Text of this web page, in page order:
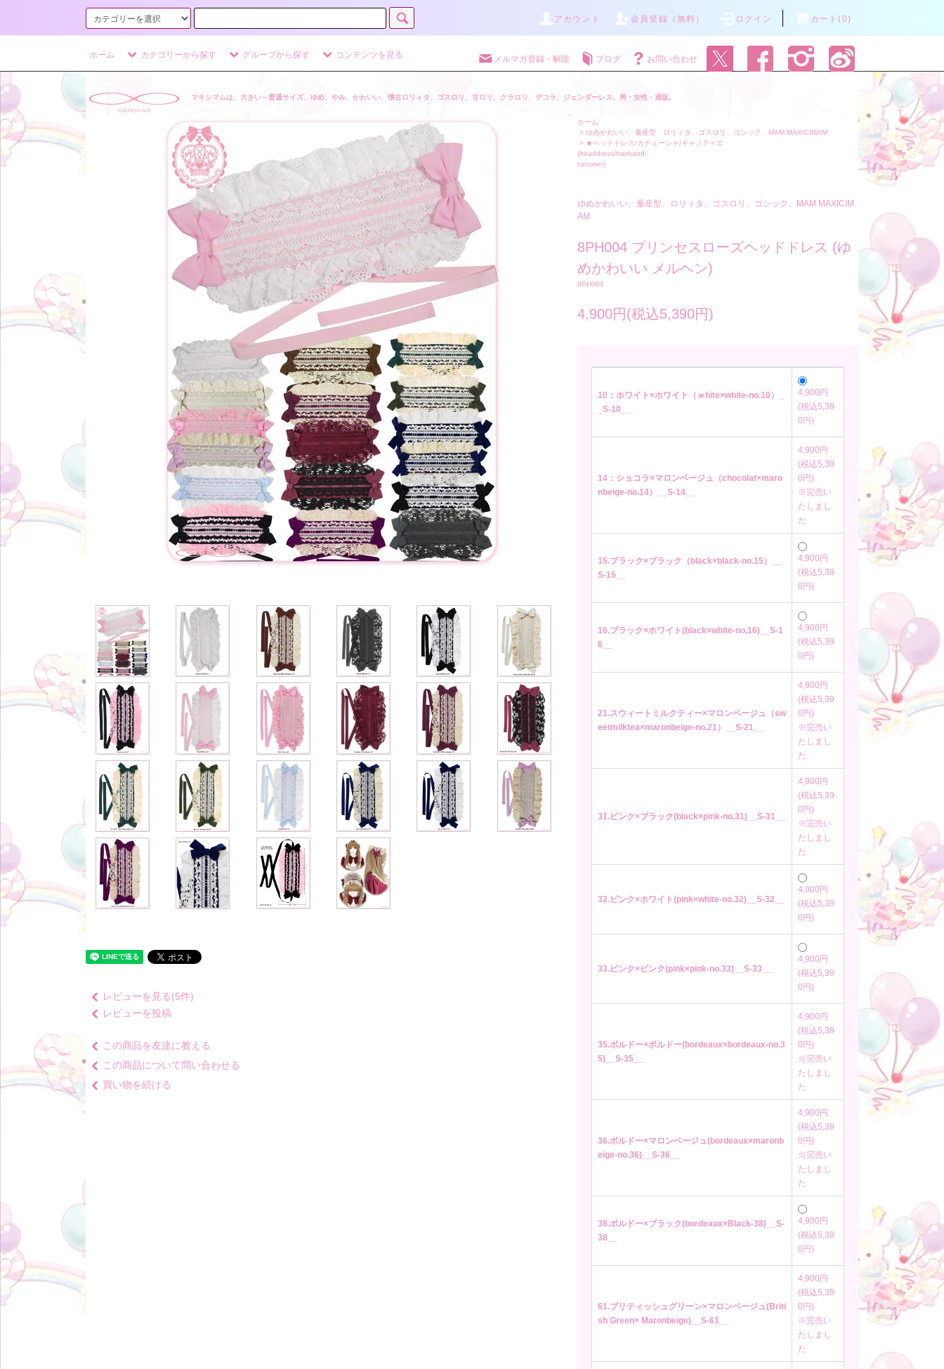
アカウント 会員登録（無料） ログイン カート(0)
ホーム カテゴリーから探す グループから探す コンテンツを見る メルマガ登録・解除 ブログ お問い合わせ
マキシマムは、大きい～普通サイズ、ゆめ、やみ、かわいい、懐古ロリィタ、ゴスロリ、甘ロリ、クラロリ、デコラ、ジェンダーレス、男・女性・通販。
ホーム
> ゆめかわいい、量産型、ロリィタ、ゴスロリ、ゴシック、MAM MAXICIMAM
> ★ヘッドドレス/カチューシャ/キャノティエ
(headdress/hairband/
canotier)
ゆめかわいい、量産型、ロリィタ、ゴスロリ、ゴシック、MAM MAXICIM
AM
8PH004 プリンセスローズヘッドドレス (ゆ
めかわいい メルヘン)
8PH004
4,900円(税込5,390円)
10：ホワイト×ホワイト（ｗhite×white-no.10）_
_S-10__
4,900円
(税込5,39
0円)
14：ショコラ×マロンベージュ（chocolat×maro
nbeige-no.14）__S-14__
4,900円
(税込5,39
0円)
※完売い
たしまし
た
15.ブラック×ブラック（black×black-no.15）__
S-15__
4,900円
(税込5,39
0円)
16.ブラック×ホワイト(black×white-no.16)__S-1
6__
4,900円
(税込5,39
0円)
21.スウィートミルクティー×マロンベージュ（sw
eetmilktea×maronbeige-no.21）__S-21__
4,900円
(税込5,39
0円)
※完売い
たしまし
た
31.ピンク×ブラック(black×pink-no.31)__S-31__
4,900円
(税込5,39
0円)
※完売い
たしまし
た
32.ピンク×ホワイト(pink×white-no.32)__S-32__
4,900円
(税込5,39
0円)
33.ピンク×ピンク(pink×pink-no.33)__S-33__
4,900円
(税込5,39
0円)
35.ボルドー×ボルドー(bordeaux×bordeaux-no.3
5)__S-35__
4,900円
(税込5,39
0円)
※完売い
たしまし
た
36.ボルドー×マロンベージュ(bordeaux×maronb
eige-no.36)__S-36__
4,900円
(税込5,39
0円)
※完売い
たしまし
た
38.ボルドー×ブラック(bordeaux×Black-38)__S-
38__
4,900円
(税込5,39
0円)
61.ブリティッシュグリーン×マロンベージュ(Briti
sh Green× Maronbeige)__S-61__
4,900円
(税込5,39
0円)
※完売い
たしまし
た
レビューを見る(5件)
レビューを投稿
この商品を友達に教える
この商品について問い合わせる
買い物を続ける